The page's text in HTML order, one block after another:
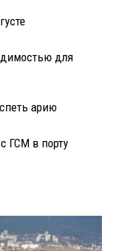
для
арию
ГСМ в порту